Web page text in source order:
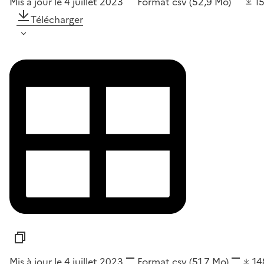
Télécharger